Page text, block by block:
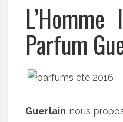
Parfum
Guerlain nous